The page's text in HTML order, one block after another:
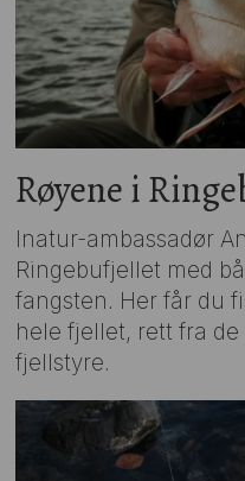
Røyene i
Inatur-ambassadør
Ringebufjellet med
fangsten. Her får du
hele fjellet, rett fra
fjellstyre.